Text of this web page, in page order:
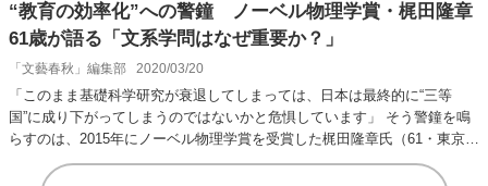
“教育の効率化”への警鐘 ノーベル物理学賞・梶田隆章
61歳が語る「文系学問はなぜ重要か？」
「文藝春秋」編集部 2020/03/20
「このまま基礎科学研究が衰退してしまっては、日本は最終的に“三等
国”に成り下がってしまうのではないかと危惧しています」 そう警鐘を鳴
らすのは、2015年にノーベル物理学賞を受賞した梶田隆章氏（61・東京大
学宇宙線研究…